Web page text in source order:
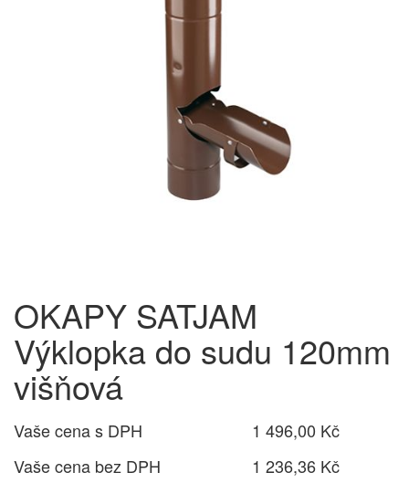
OKAPY SATJAM
Výklopka do sudu 120mm
višňová
Vaše cena s DPH
1 496,00 Kč
Vaše cena bez DPH
1 236,36 Kč